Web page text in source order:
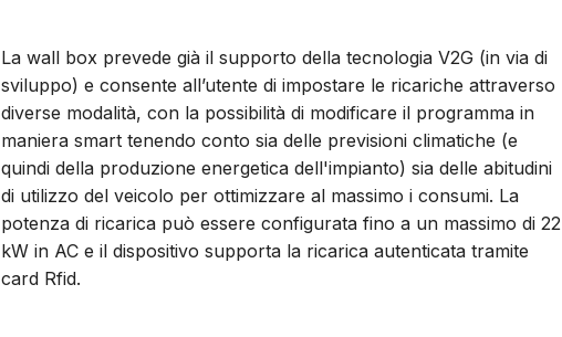
La wall box prevede già il supporto della tecnologia V2G (in via di
sviluppo) e consente all’utente di impostare le ricariche attraverso
diverse modalità, con la possibilità di modificare il programma in
maniera smart tenendo conto sia delle previsioni climatiche (e
quindi della produzione energetica dell'impianto) sia delle abitudini
di utilizzo del veicolo per ottimizzare al massimo i consumi. La
potenza di ricarica può essere configurata fino a un massimo di 22
kW in AC e il dispositivo supporta la ricarica autenticata tramite
card Rfid.